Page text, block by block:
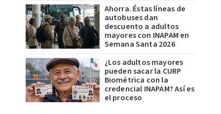
Ahorra. Éstas líneas de
autobuses dan
descuento a adultos
mayores con INAPAM en
Semana Santa 2026
¿Los adultos mayores
pueden sacar la CURP
Biométrica con la
credencial INAPAM? Así es
el proceso